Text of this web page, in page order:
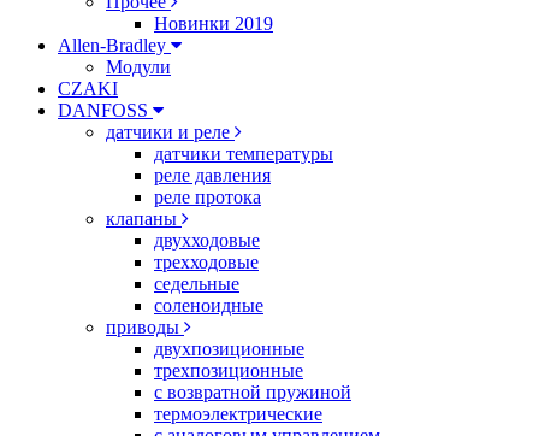
Новинки 2019
Allen-Bradley
Модули
CZAKI
DANFOSS
датчики и реле
датчики температуры
реле давления
реле протока
клапаны
двухходовые
трехходовые
седельные
соленоидные
приводы
двухпозиционные
трехпозиционные
с возвратной пружиной
термоэлектрические